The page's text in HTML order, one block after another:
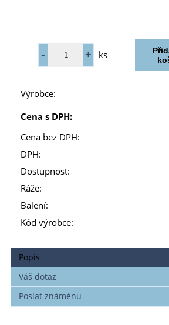
ks
Výrobce:
Cena s DPH:
Cena bez DPH:
DPH:
Dostupnost:
Ráže:
Balení:
Kód výrobce:
Popis
Váš dotaz
Poslat známénu